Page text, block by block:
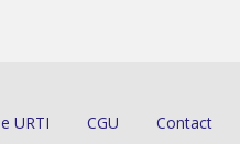
URTI CGU Contact